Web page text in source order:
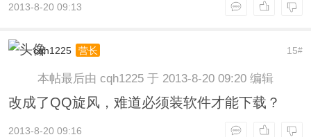
2013-8-20 09:13
15#
cqh1225 营长
本帖最后由 cqh1225 于 2013-8-20 09:20 编辑
改成了QQ旋风，难道必须装软件才能下载？
2013-8-20 09:16